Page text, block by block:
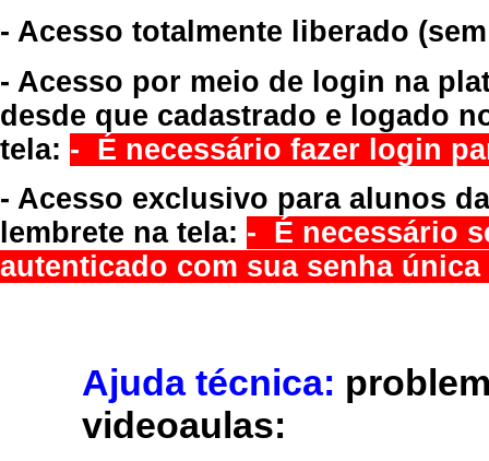
- Acesso totalmente liberado
- Acesso por meio de login na
desde que cadastrado e logado
tela: - É necessário fazer login
- Acesso exclusivo para alunos
lembrete na tela: - É necessário
autenticado com sua senha
Ajuda técnica:
videoaulas: